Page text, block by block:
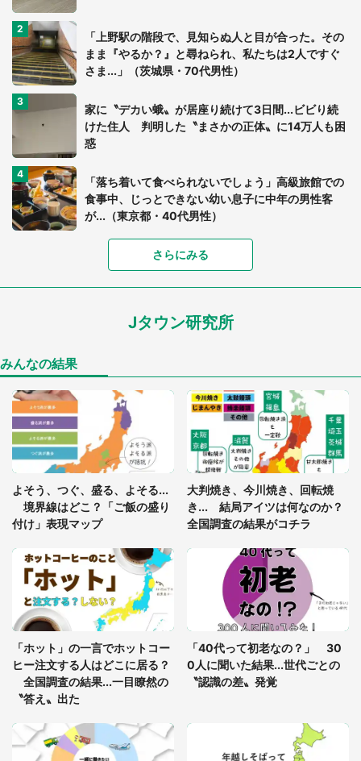
「上野駅の階段で、見知らぬ人と目が合った。その
まま『やるか？』と尋ねられ、私たちは2人ですぐ
さま...」（茨城県・70代男性）
家に〝デカい蛾〟が居座り続けて3日間...ビビり続
けた住人 判明した〝まさかの正体〟に14万人も困
惑
「落ち着いて食べられないでしょう」高級旅館での
食事中、じっとできない幼い息子に中年の男性客
が...（東京都・40代男性）
「富豪すぎ」1歳息子の〝店頭駄々こね〟の内容に1.
7万人驚がく 「お菓子売り場ならまだしも...」「ハ
ードル高い」
あまりにも四角すぎる猫、激写される 「これもう
「閉所恐怖症の私は新幹線で大パニック。隣席の青
年に『手を繋いで』とお願いしたら...」 体験談に
8万人感動
グっちゃってた〝野生の野菜〟に6.5万人戦慄
「○○がない街に住んでいます」住人の呟きに30万
人驚がく 何が存在しないか、あなたはわかる？
「修学旅行に途中参加する娘を送って行ったら、真
っ暗な道で遭難状態。なんとか見つけた民家に助け
を求めると、住人の男性が...」
さらにみる
Jタウン研究所
みんなの結果
よそう、つぐ、盛る、よそる...
境界線はどこ？「ご飯の盛り
付け」表現マップ
大判焼き、今川焼き、回転焼
き... 結局アイツは何なのか？
全国調査の結果がコチラ
「ホット」の一言でホットコー
ヒー注文する人はどこに居る？
全国調査の結果...一目瞭然の
〝答え〟出た
「40代って初老なの？」 30
0人に聞いた結果...世代ごとの
〝認識の差〟発覚